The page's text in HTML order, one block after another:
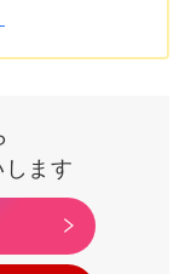
ます